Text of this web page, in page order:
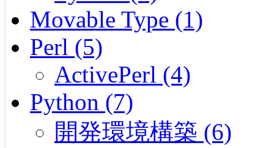
Movable Type (1)
Perl (5)
ActivePerl (4)
Python (7)
開発環境構築 (6)